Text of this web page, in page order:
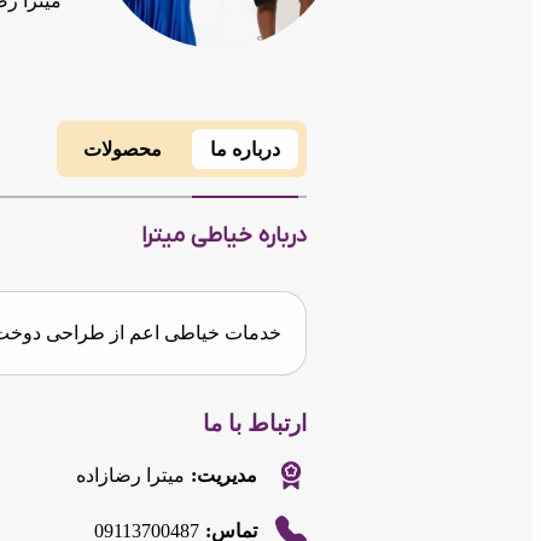
درباره ما محصولات
درباره خیاطی میترا
خدمات خیاطی اعم از طراحی دوخت
ارتباط با ما
مدیریت: میترا رضازاده
تماس: 09113700487